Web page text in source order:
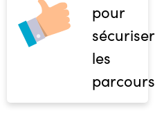
pour
sécuriser
les
parcours